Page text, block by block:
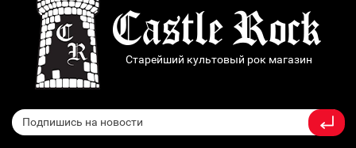
Старейший культовый рок магазин